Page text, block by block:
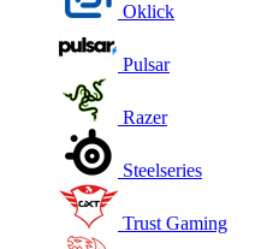
Oklick
Pulsar
Razer
Steelseries
Trust Gaming